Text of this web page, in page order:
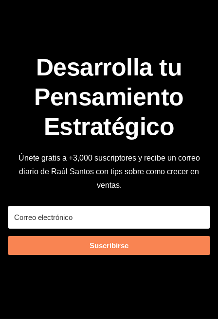
Desarrolla tu
Pensamiento
Estratégico
Únete gratis a +3,000 suscriptores y recibe un correo
diario de Raúl Santos con tips sobre como crecer en
ventas.
Suscribirse